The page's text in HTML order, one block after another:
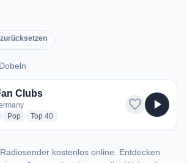
Dobeln
Clubs
stations
Popradio stations
Top 40radio stations
favorite play_arrow
kostenlos online. Entdecken